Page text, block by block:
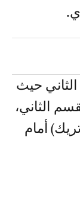
حيث
القسم الثاني،
(هاتريك) أمام